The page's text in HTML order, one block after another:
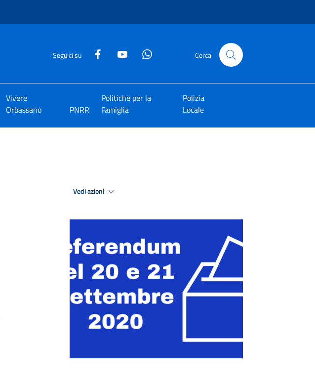
Seguici su Cerca
Vivere
Orbassano
PNRR
Politiche per la
Famiglia
Polizia
Locale
Vedi azioni